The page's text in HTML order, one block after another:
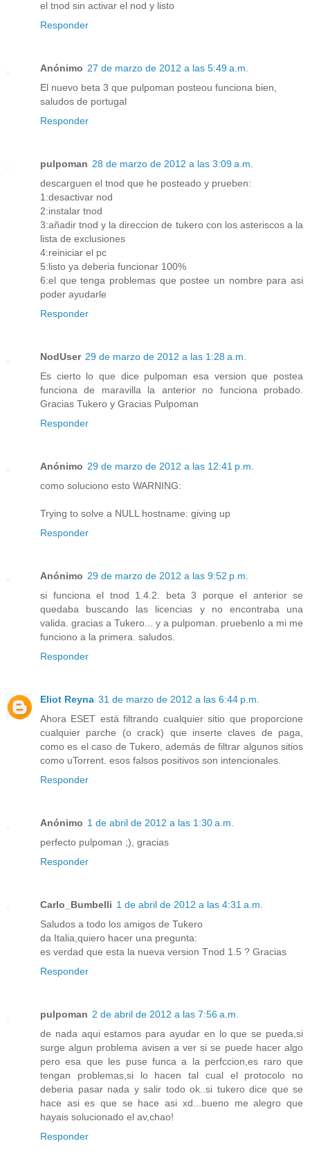
el tnod sin activar el nod y listo
Responder
Anónimo 27 de marzo de 2012 a las 5:49 a.m.
El nuevo beta 3 que pulpoman posteou funciona bien,
saludos de portugal
Responder
pulpoman 28 de marzo de 2012 a las 3:09 a.m.
descarguen el tnod que he posteado y prueben:
1:desactivar nod
2:instalar tnod
3:añadir tnod y la direccion de tukero con los asteriscos a la
lista de exclusiones
4:reiniciar el pc
5:listo ya deberia funcionar 100%
6:el que tenga problemas que postee un nombre para asi
poder ayudarle
Responder
NodUser 29 de marzo de 2012 a las 1:28 a.m.
Es cierto lo que dice pulpoman esa version que postea
funciona de maravilla la anterior no funciona probado.
Gracias Tukero y Gracias Pulpoman
Responder
Anónimo 29 de marzo de 2012 a las 12:41 p.m.
como soluciono esto WARNING:
Trying to solve a NULL hostname: giving up
Responder
Anónimo 29 de marzo de 2012 a las 9:52 p.m.
si funciona el tnod 1.4.2. beta 3 porque el anterior se
quedaba buscando las licencias y no encontraba una
valida. gracias a Tukero... y a pulpoman. pruebenlo a mi me
funciono a la primera. saludos.
Responder
Eliot Reyna 31 de marzo de 2012 a las 6:44 p.m.
Ahora ESET está filtrando cualquier sitio que proporcione
cualquier parche (o crack) que inserte claves de paga,
como es el caso de Tukero, además de filtrar algunos sitios
como uTorrent. esos falsos positivos son intencionales.
Responder
Anónimo 1 de abril de 2012 a las 1:30 a.m.
perfecto pulpoman ;), gracias
Responder
Carlo_Bumbelli 1 de abril de 2012 a las 4:31 a.m.
Saludos a todo los amigos de Tukero
da Italia,quiero hacer una pregunta:
es verdad que esta la nueva version Tnod 1.5 ? Gracias
Responder
pulpoman 2 de abril de 2012 a las 7:56 a.m.
de nada aqui estamos para ayudar en lo que se pueda,si
surge algun problema avisen a ver si se puede hacer algo
pero esa que les puse funca a la perfccion,es raro que
tengan problemas,si lo hacen tal cual el protocolo no
deberia pasar nada y salir todo ok..si tukero dice que se
hace asi es que se hace asi xd...bueno me alegro que
hayais solucionado el av,chao!
Responder